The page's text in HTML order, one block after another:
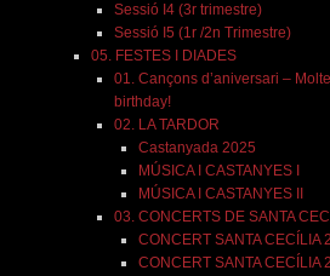
Sessió I4 (3r trimestre)
Sessió I5 (1r /2n Trimestre)
05. FESTES I DIADES
01. Cançons d’aniversari –
birthday!
02. LA TARDOR
Castanyada 2025
MÚSICA I CASTANYES I
MÚSICA I CASTANYES II
03. CONCERTS DE SANTA
CONCERT SANTA CECÍLIA
CONCERT SANTA CECÍLIA